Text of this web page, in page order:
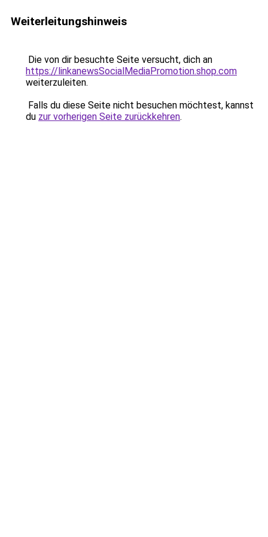
Weiterleitungshinweis
Die von dir besuchte Seite versucht, dich an
https://linkanewsSocialMediaPromotion.shop.com
weiterzuleiten.
Falls du diese Seite nicht besuchen möchtest, kannst
du zur vorherigen Seite zurückkehren.